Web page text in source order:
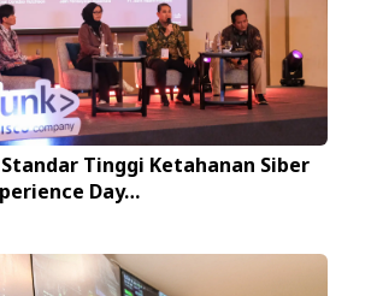
Tinggi Ketahanan Siber
Day…